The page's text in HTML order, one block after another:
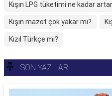
Kışın LPG tüketimi ne kadar
Kışın mazot çok yakar mı?
Kızıl Türkçe mi?
SON YAZILAR